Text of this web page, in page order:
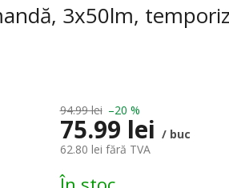
3x50lm,
94.99 lei –20 %
75.99 lei / buc
62.80 lei fără TVA
Evaluare